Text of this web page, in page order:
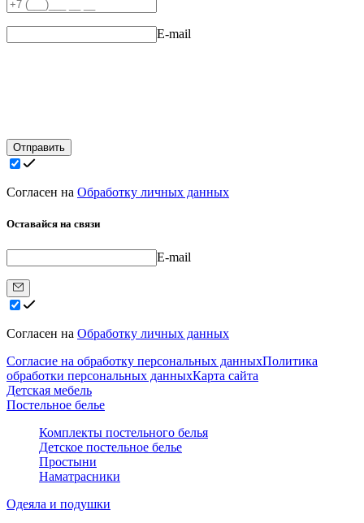
E-mail
Отправить
Согласен на Обработку личных данных
Оставайся на связи
E-mail
Согласен на Обработку личных данных
Согласие на обработку персональных данныхПолитика
обработки персональных данныхКарта сайта
Детская мебель
Постельное белье
Комплекты постельного белья
Детское постельное белье
Простыни
Наматрасники
Одеяла и подушки